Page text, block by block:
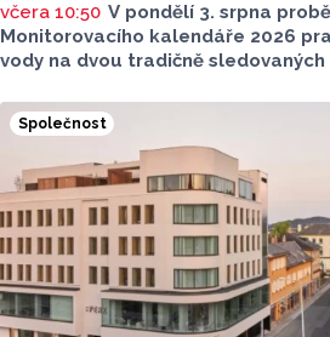
včera 10:50 V pondělí 3. srpna
Monitorovacího kalendáře 2026
vody na dvou tradičně
(VN Plumlov) a v Koupací oblasti
Poděbrady). Monitoring byl
hygienickou stanicí Olomouckého
ve spolupráci se Zdravotním
Centrem hygienických laboratoří v
Společnost